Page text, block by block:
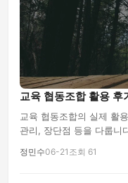
교육 협동조합 활용 후
교육 협동조합의 실제 활
관리, 장단점 등을 다룹니
정민수06-21 조회 61